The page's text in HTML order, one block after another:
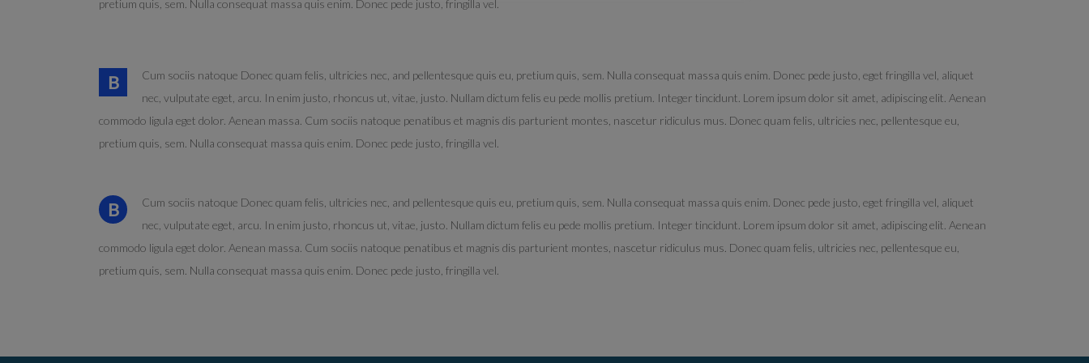
pretium quis, sem. Nulla consequat massa quis enim. Donec pede justo, fringilla vel.
B
Cum sociis natoque Donec quam felis, ultricies nec, and pellentesque quis eu, pretium quis, sem. Nulla consequat massa quis enim. Donec pede justo, eget fringilla vel, aliquet
nec, vulputate eget, arcu. In enim justo, rhoncus ut, vitae, justo. Nullam dictum felis eu pede mollis pretium. Integer tincidunt. Lorem ipsum dolor sit amet, adipiscing elit. Aenean
commodo ligula eget dolor. Aenean massa. Cum sociis natoque penatibus et magnis dis parturient montes, nascetur ridiculus mus. Donec quam felis, ultricies nec, pellentesque eu,
pretium quis, sem. Nulla consequat massa quis enim. Donec pede justo, fringilla vel.
B
Cum sociis natoque Donec quam felis, ultricies nec, and pellentesque quis eu, pretium quis, sem. Nulla consequat massa quis enim. Donec pede justo, eget fringilla vel, aliquet
nec, vulputate eget, arcu. In enim justo, rhoncus ut, vitae, justo. Nullam dictum felis eu pede mollis pretium. Integer tincidunt. Lorem ipsum dolor sit amet, adipiscing elit. Aenean
commodo ligula eget dolor. Aenean massa. Cum sociis natoque penatibus et magnis dis parturient montes, nascetur ridiculus mus. Donec quam felis, ultricies nec, pellentesque eu,
pretium quis, sem. Nulla consequat massa quis enim. Donec pede justo, fringilla vel.